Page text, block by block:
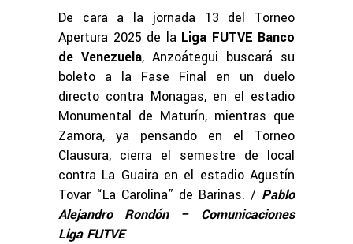
De cara a la jornada 13 del Torneo
Apertura 2025 de la Liga FUTVE Banco
de Venezuela, Anzoátegui buscará su
boleto a la Fase Final en un duelo
directo contra Monagas, en el estadio
Monumental de Maturín, mientras que
Zamora, ya pensando en el Torneo
Clausura, cierra el semestre de local
contra La Guaira en el estadio Agustín
Tovar “La Carolina” de Barinas. / Pablo
Alejandro Rondón – Comunicaciones
Liga FUTVE